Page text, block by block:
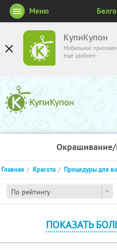
КупиКупон
Мобильное
ещё удобнее
Меню
По рейтингу
Главная Красота Процедуры для
ПОКАЗАТЬ